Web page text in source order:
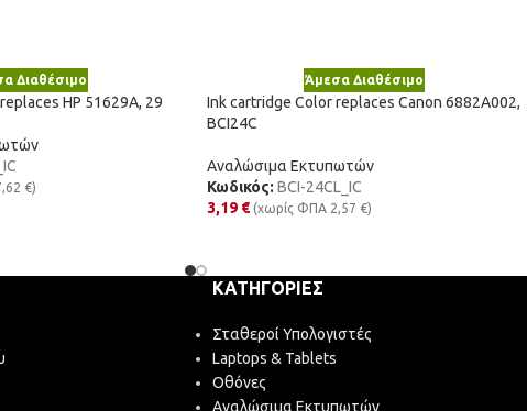
Διαθέσιμο
HP 51629A, 29
€)
Άμεσα Διαθέσιμο
Ink cartridge Color replaces Canon 6882A002,
BCI24C
Αναλώσιμα Εκτυπωτών
Κωδικός: BCI-24CL_IC
3,19 € (χωρίς ΦΠΑ 2,57 €)
ΚΑΤΗΓΟΡΊΕΣ
Σταθεροί Υπολογιστές
Laptops & Tablets
Οθόνες
Αναλώσιμα Εκτυπωτών